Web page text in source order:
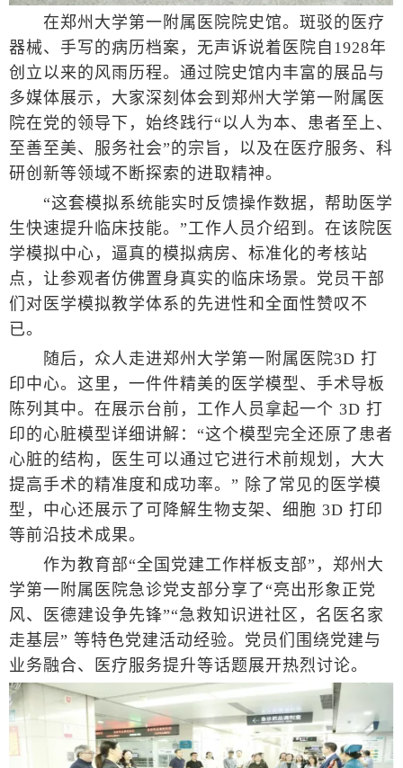
在郑州大学第一附属医院院史馆。斑驳的医疗
器械、手写的病历档案，无声诉说着医院自1928年
创立以来的风雨历程。通过院史馆内丰富的展品与
多媒体展示，大家深刻体会到郑州大学第一附属医
院在党的领导下，始终践行“以人为本、患者至上、
至善至美、服务社会”的宗旨，以及在医疗服务、科
研创新等领域不断探索的进取精神。
“这套模拟系统能实时反馈操作数据，帮助医学
生快速提升临床技能。”工作人员介绍到。在该院医
学模拟中心，逼真的模拟病房、标准化的考核站
点，让参观者仿佛置身真实的临床场景。党员干部
们对医学模拟教学体系的先进性和全面性赞叹不
已。
随后，众人走进郑州大学第一附属医院3D 打
印中心。这里，一件件精美的医学模型、手术导板
陈列其中。在展示台前，工作人员拿起一个 3D 打
印的心脏模型详细讲解：“这个模型完全还原了患者
心脏的结构，医生可以通过它进行术前规划，大大
提高手术的精准度和成功率。” 除了常见的医学模
型，中心还展示了可降解生物支架、细胞 3D 打印
等前沿技术成果。
作为教育部“全国党建工作样板支部”，郑州大
学第一附属医院急诊党支部分享了“亮出形象正党
风、医德建设争先锋”“急救知识进社区，名医名家
走基层” 等特色党建活动经验。党员们围绕党建与
业务融合、医疗服务提升等话题展开热烈讨论。